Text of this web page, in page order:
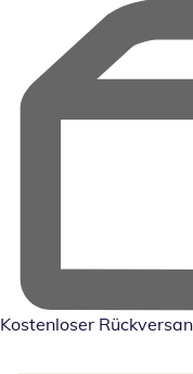
Kostenloser